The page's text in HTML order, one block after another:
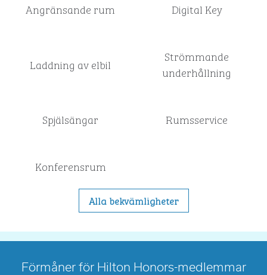
Angränsande rum Digital Key
Laddning av elbil
Strömmande
underhållning
Spjälsängar Rumsservice
Konferensrum
Alla bekvämligheter
Förmåner för Hilton Honors-medlemmar